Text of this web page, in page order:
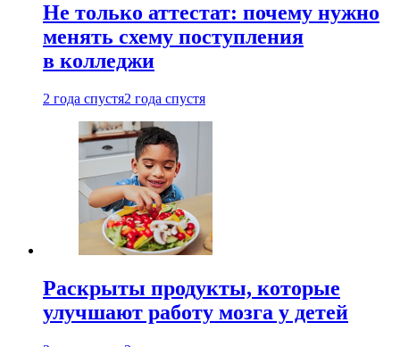
Не только аттестат: почему нужно
менять схему поступления
в колледжи
2 года спустя2 года спустя
Раскрыты продукты, которые
улучшают работу мозга у детей